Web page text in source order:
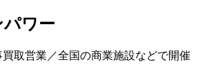
ワー
買取営業／全国の商業施設などで開催